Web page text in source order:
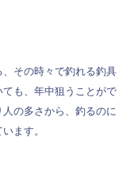
その時々で釣れる釣具
も、年中狙うことがで
の多さから、釣るのに
ます。